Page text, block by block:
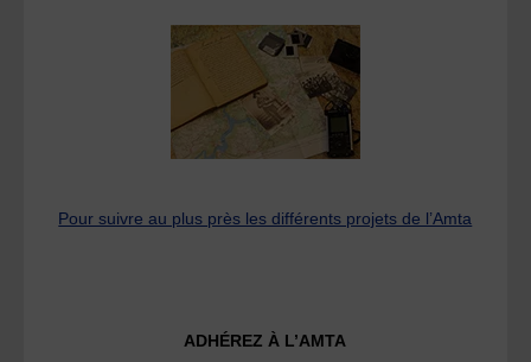
Pour suivre au plus près les différents projets de l’Amta
ADHÉREZ À L’AMTA